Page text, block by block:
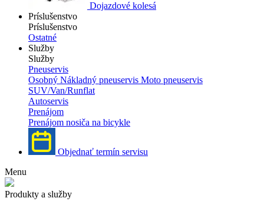
Dojazdové kolesá
Príslušenstvo
Príslušenstvo
Ostatné
Služby
Služby
Pneuservis
Osobný Nákladný pneuservis Moto pneuservis
SUV/Van/Runflat
Autoservis
Prenájom
Prenájom nosiča na bicykle
Objednať termín servisu
Menu
Produkty a služby